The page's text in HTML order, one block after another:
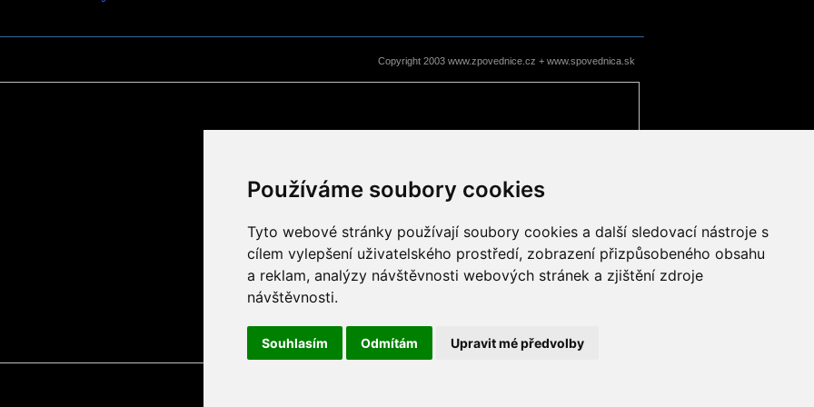
Používáme soubory cookies
Tyto webové stránky používají soubory cookies a další sledovací nástroje s
cílem vylepšení uživatelského prostředí, zobrazení přizpůsobeného obsahu
a reklam, analýzy návštěvnosti webových stránek a zjištění zdroje
návštěvnosti.
Souhlasím Odmítám Upravit mé předvolby
Copyright 2003 www.zpovednice.cz + www.spovednica.sk